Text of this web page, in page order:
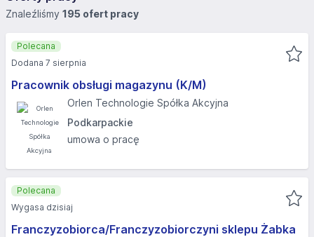
Znaleźliśmy 195 ofert pracy
Pracownik obsługi magazynu (K/M)
Orlen Technologie Spółka Akcyjna
Podkarpackie
umowa o pracę
Polecana
Dodana 7 sierpnia
Franczyzobiorca/Franczyzobiorczyni sklepu Żabka
Polecana
Wygasa dzisiaj